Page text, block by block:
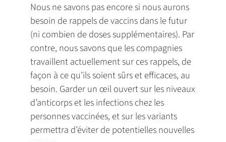
Nous ne savons pas encore si nous aurons
besoin de rappels de vaccins dans le futur
(ni combien de doses supplémentaires). Par
contre, nous savons que les compagnies
travaillent actuellement sur ces rappels, de
façon à ce qu’ils soient sûrs et efficaces, au
besoin. Garder un œil ouvert sur les niveaux
d’anticorps et les infections chez les
personnes vaccinées, et sur les variants
permettra d’éviter de potentielles nouvelles